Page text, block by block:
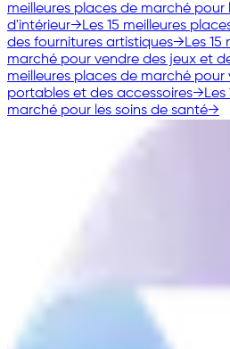
meilleures places de marché pour
d'intérieur→Les 15 meilleures
des fournitures artistiques→Les
marché pour vendre des jeux et
meilleures places de marché
portables et des accessoires→
marché pour les soins de santé→